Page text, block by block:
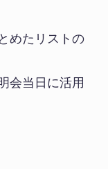
めたリストの
会当日に活用